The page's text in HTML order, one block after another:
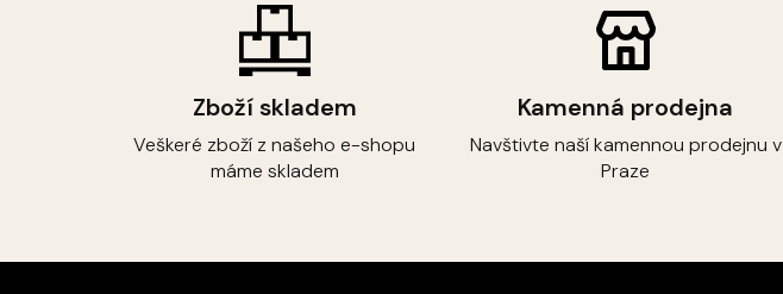
Zboží skladem
Veškeré zboží z našeho e-shopu
máme skladem
Kamenná prodejna
Navštivte naší kamennou prodejnu v
Praze